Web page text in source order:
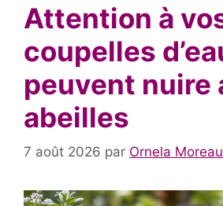
Attention à
coupelles
peuvent nuire
abeilles
7 août 2026 par Ornela Moreau